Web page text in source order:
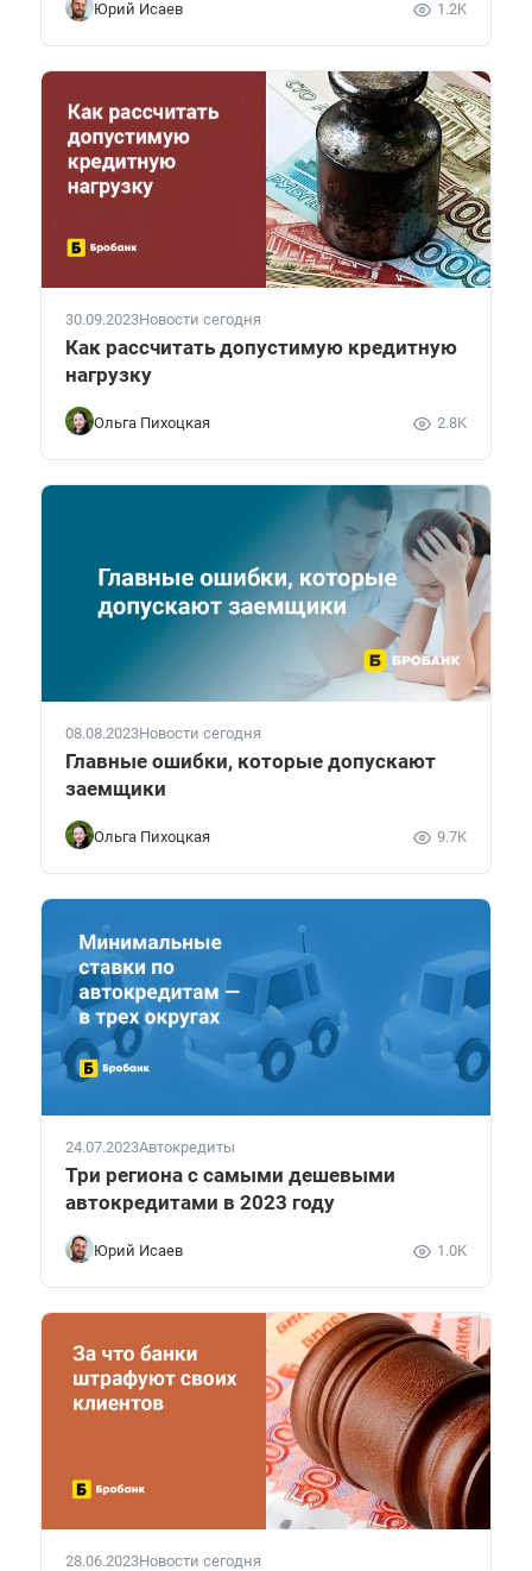
Юрий Исаев 1.2K
30.09.2023Новости сегодня
Как рассчитать допустимую кредитную
нагрузку
Ольга Пихоцкая 2.8K
08.08.2023Новости сегодня
Главные ошибки, которые допускают
заемщики
Ольга Пихоцкая 9.7K
24.07.2023Автокредиты
Три региона с самыми дешевыми
автокредитами в 2023 году
Юрий Исаев 1.0K
28.06.2023Новости сегодня